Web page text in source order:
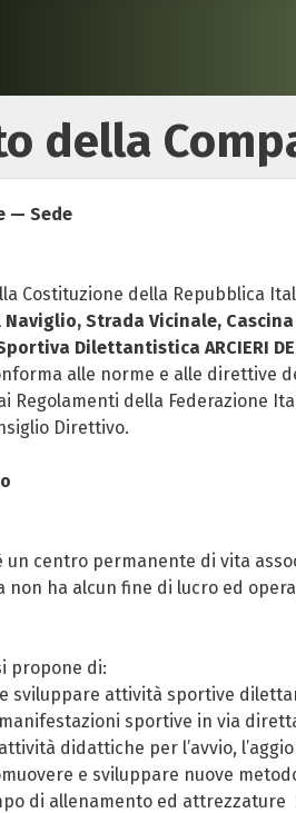
della
— Sede
Costituzione della Repubblica
Naviglio, Strada Vicinale,
Dilettantistica ARCIERI
alle norme e alle direttive
Regolamenti della Federazione
Direttivo.
è un centro permanente di vita
non ha alcun fine di lucro ed
propone di:
sviluppare attività sportive
sportive in via
didattiche per l’avvio,
e sviluppare nuove
di allenamento ed attrezzature